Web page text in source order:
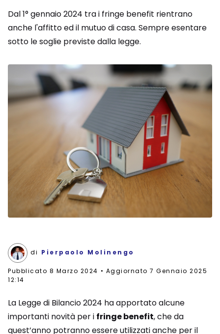
Dal 1° gennaio 2024 tra i fringe benefit rientrano
anche l'affitto ed il mutuo di casa. Sempre esentare
sotto le soglie previste dalla legge.
di Pierpaolo Molinengo
Pubblicato 8 Marzo 2024
Aggiornato 7 Gennaio 2025
12:14
La Legge di Bilancio 2024 ha apportato alcune
importanti novità per i fringe benefit, che da
quest’anno potranno essere utilizzati anche per il